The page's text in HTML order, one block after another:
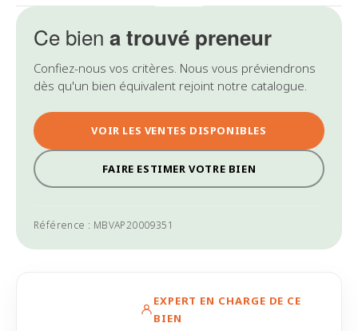
Ce bien a trouvé preneur
Confiez-nous vos critères. Nous vous préviendrons
dès qu'un bien équivalent rejoint notre catalogue.
VOIR LES VENTES DISPONIBLES
FAIRE ESTIMER VOTRE BIEN
Référence : MBVAP20009351
EXPERT EN CHARGE DE CE
BIEN